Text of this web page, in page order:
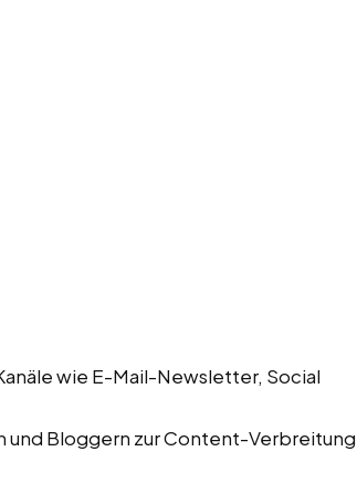
wie E-Mail-Newsletter, Social
und Bloggern zur Content-Verbreitung